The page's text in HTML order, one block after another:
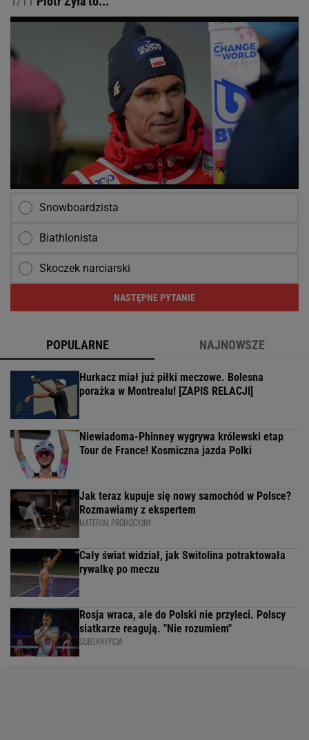
Snowboardzista
Biathlonista
Skoczek narciarski
NASTĘPNE PYTANIE
POPULARNE NAJNOWSZE
Hurkacz miał już piłki meczowe. Bolesna
porażka w Montrealu! [ZAPIS RELACJI]
Niewiadoma-Phinney wygrywa królewski etap
Tour de France! Kosmiczna jazda Polki
Jak teraz kupuje się nowy samochód w Polsce?
Rozmawiamy z ekspertem
MATERIAŁ PROMOCYJNY
Cały świat widział, jak Switolina potraktowała
rywalkę po meczu
Rosja wraca, ale do Polski nie przyleci. Polscy
siatkarze reagują. "Nie rozumiem"
SUBSKRYPCJA